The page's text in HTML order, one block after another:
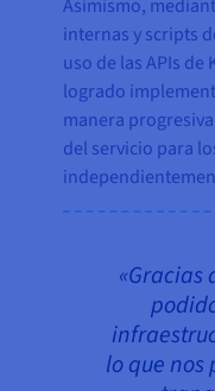
Asimismo,
internas y scripts
uso de las APIs
logrado
manera
del servicio para
«Gracias
lo que